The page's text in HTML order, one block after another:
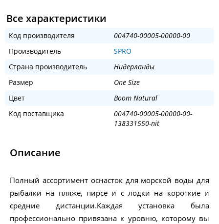
Все характеристики
Код производителя
004740-00005-00000-00
Производитель
SPRO
Страна производитель
Нидерланды
Размер
One Size
Цвет
Boom Natural
Код поставщика
004740-00005-00000-00-
138331550-nit
Описание
Полный ассортимент оснасток для морской воды для
рыбалки на пляже, пирсе и с лодки на короткие и
средние дистанции.Каждая установка была
профессионально привязана к уровню, которому вы